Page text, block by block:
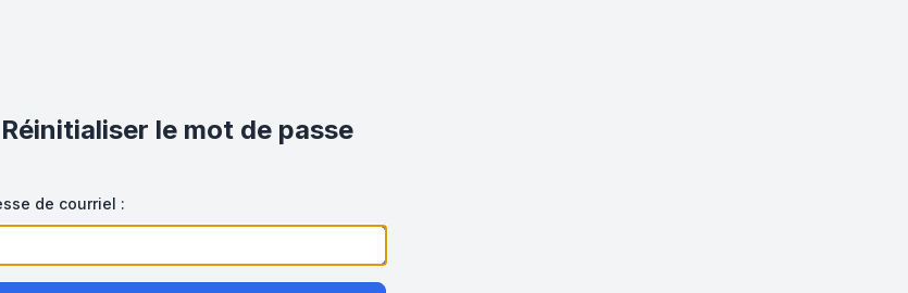
Réinitialiser le mot de passe
de courriel :